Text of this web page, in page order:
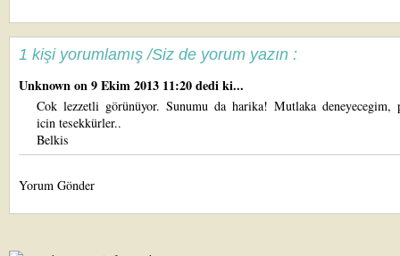
1 kişi yorumlamış /Siz de yorum yazın :
Unknownon 9 Ekim 2013 11:20 dedi ki...
Cok lezzetli görünüyor. Sunumu da harika! Mutlaka deneyecegim,
icin tesekkürler..
Belkis
Yorum Gönder